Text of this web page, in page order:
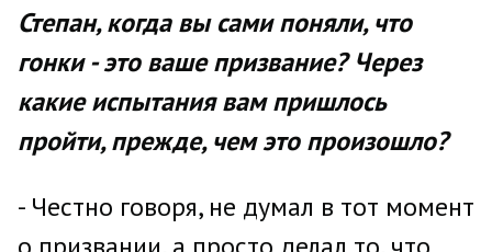
Степан, когда вы сами поняли, что
гонки - это ваше призвание? Через
какие испытания вам пришлось
пройти, прежде, чем это произошло?
- Честно говоря, не думал в тот момент